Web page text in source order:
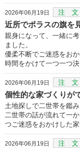
2026年06月19日 注 文
近所でポラスの旗を
親身になって、一緒に
ました。
優柔不断でご迷惑をお
時間をかけて一つ一つ決
2026年06月19日 注 文
個性的な家づくりが
土地探しで二世帯を鑑
二世帯の話が流れて一
つご迷惑をおかけした家
2026年06月19日 注 文